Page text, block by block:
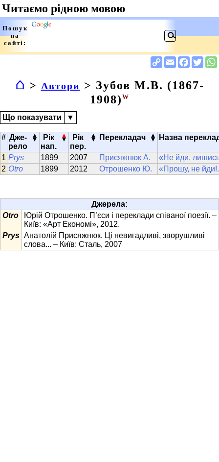
⌂ > Автори > Зубов М.В. (1867-
1908) W
Що показувати ▼
# Дже-
рело
▴
▾
Рік
нап.
▴
▾
Рік
пер.
▴
▾ Перекладач ▴
▾ Назва
Prys 1899 2007 Присяжнюк А.
«Не йди,
Otro
1899 2012 Отрошенко Ю. «Прошу, не
Джерела:
Otro
Юрій Отрошенко. П’єси і переклади співаної поезії. –
Київ: «Арт Економі», 2012.
Prys Анатолій Присяжнюк. Ці невигадливі, зворушливі
слова... – Київ: Сталь, 2007